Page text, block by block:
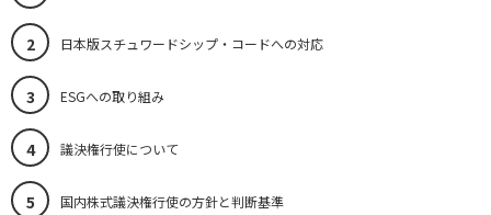
2 日本版スチュワードシップ・コードへの対応
3 ESGへの取り組み
4 議決権行使について
5 国内株式議決権行使の方針と判断基準